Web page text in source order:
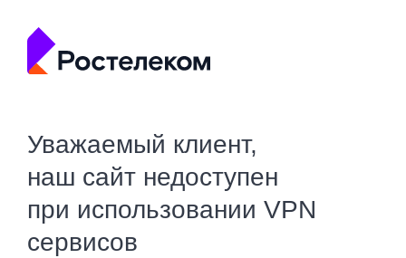
Уважаемый клиент,
наш сайт недоступен
при использовании VPN
сервисов